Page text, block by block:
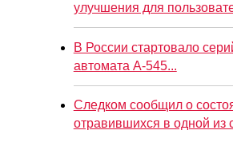
улучшения для
В России стартовало
автомата А-545...
Следком сообщил о
отравившихся в одной из